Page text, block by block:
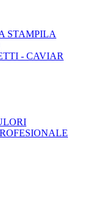
STAMPILA
- CAVIAR